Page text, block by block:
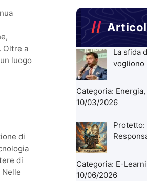
Oltre a
luogo
di
di
La sfida
vogliono
Categoria: Energia,
10/03/2026
Protetto:
Categoria: E-
10/06/2026